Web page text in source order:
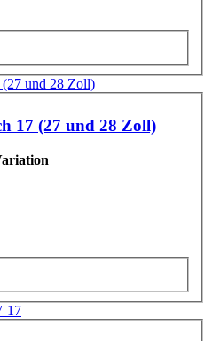
17 (27 und 28 Zoll)